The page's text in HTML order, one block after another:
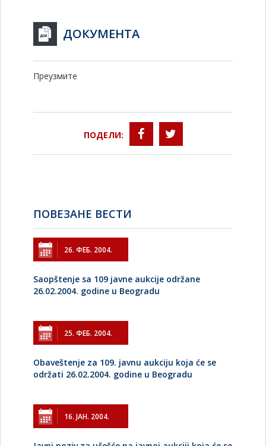
ДОКУМЕНТА
Преузмите
ПОДЕЛИ:
ПОВЕЗАНЕ ВЕСТИ
26. ФЕБ. 2004.
Saopštenje sa 109 javne aukcije održane
26.02.2004. godine u Beogradu
25. ФЕБ. 2004.
Obaveštenje za 109. javnu aukciju koja će se
održati 26.02.2004. godine u Beogradu
16. ЈАН. 2004.